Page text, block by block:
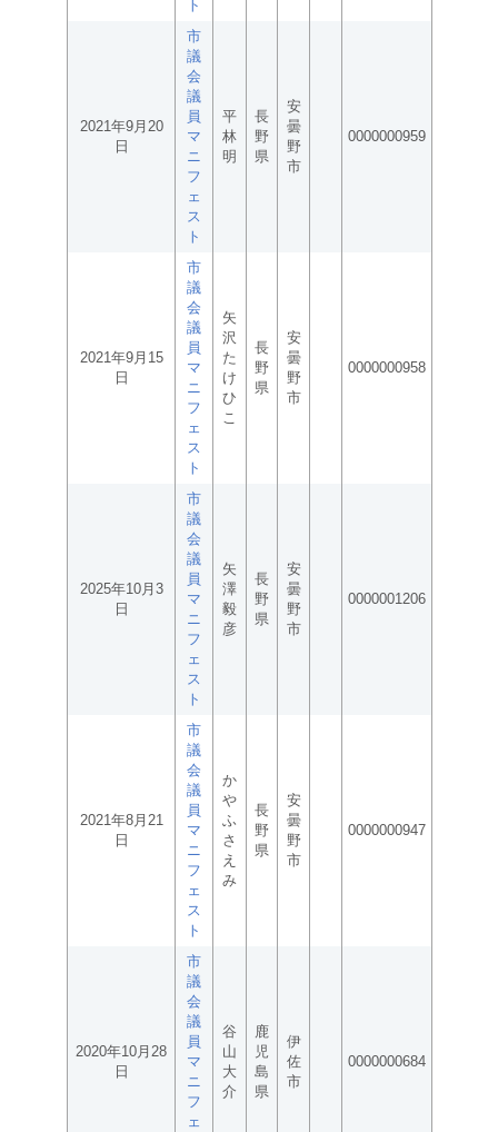
ト
2021年9月20
日
市
議
会
議
員
マ
ニ
フ
ェ
ス
ト
平
林
明
長
野
県
安
曇
野
市
0000000959
2021年9月15
日
市
議
会
議
員
マ
ニ
フ
ェ
ス
ト
矢
沢
た
け
ひ
こ
長
野
県
安
曇
野
市
0000000958
2025年10月3
日
市
議
会
議
員
マ
ニ
フ
ェ
ス
ト
矢
澤
毅
彦
長
野
県
安
曇
野
市
0000001206
2021年8月21
日
市
議
会
議
員
マ
ニ
フ
ェ
ス
ト
か
や
ふ
さ
え
み
長
野
県
安
曇
野
市
0000000947
2020年10月28
日
市
議
会
議
員
マ
ニ
フ
ェ
谷
山
大
介
鹿
児
島
県
伊
佐
市
0000000684